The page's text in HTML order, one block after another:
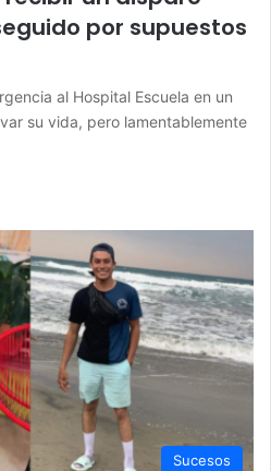
por supuestos
al Hospital Escuela en un
su vida, pero lamentablemente
Sucesos